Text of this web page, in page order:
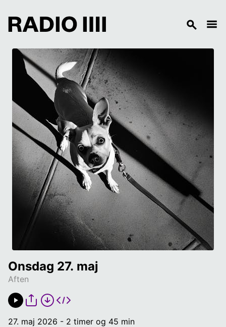
Aften
Onsdag 27. maj
27. maj 2026 - 2 timer og 45 min